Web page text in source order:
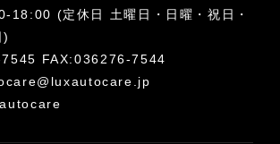
18:00 (定休日 土曜日・日曜・祝日・
)
FAX:036276-7544